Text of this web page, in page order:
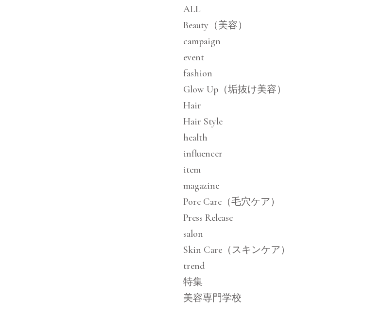
ALL
Beauty（美容）
campaign
event
fashion
Glow Up（垢抜け美容）
Hair
Hair Style
health
influencer
item
magazine
Pore Care（毛穴ケア）
Press Release
salon
Skin Care（スキンケア）
trend
特集
美容専門学校